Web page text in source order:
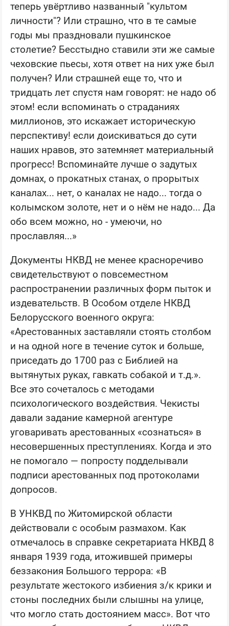
теперь увёртливо названный "культом
личности"? Или страшно, что в те самые
годы мы праздновали пушкинское
столетие? Бесстыдно ставили эти же самые
чеховские пьесы, хотя ответ на них уже был
получен? Или страшней еще то, что и
тридцать лет спустя нам говорят: не надо об
этом! если вспоминать о страданиях
миллионов, это искажает историческую
перспективу! если доискиваться до сути
наших нравов, это затемняет материальный
прогресс! Вспоминайте лучше о задутых
домнах, о прокатных станах, о прорытых
каналах... нет, о каналах не надо... тогда о
колымском золоте, нет и о нём не надо... Да
обо всем можно, но - умеючи, но
прославляя...»
Документы НКВД не менее красноречиво
свидетельствуют о повсеместном
распространении различных форм пыток и
издевательств. В Особом отделе НКВД
Белорусского военного округа:
«Арестованных заставляли стоять столбом
и на одной ноге в течение суток и больше,
приседать до 1700 раз с Библией на
вытянутых руках, гавкать собакой и т.д.».
Все это сочеталось с методами
психологического воздействия. Чекисты
давали задание камерной агентуре
уговаривать арестованных «сознаться» в
несовершенных преступлениях. Когда и это
не помогало — попросту подделывали
подписи арестованных под протоколами
допросов.
В УНКВД по Житомирской области
действовали с особым размахом. Как
отмечалось в справке секретариата НКВД 8
января 1939 года, итожившей примеры
беззакония Большого террора: «В
результате жестокого избиения з/к крики и
стоны последних были слышны на улице,
что могло стать достоянием масс». Вот что